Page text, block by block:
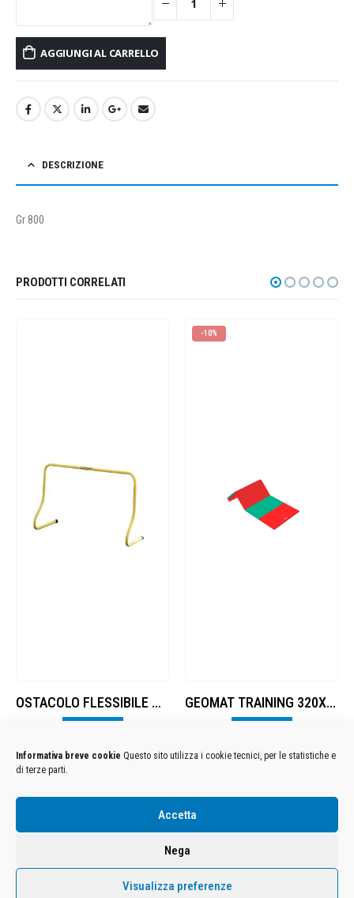
Informativa breve cookie Questo sito utilizza i cookie tecnici, per le statistiche e
di terze parti.
Accetta
Nega
Visualizza preferenze
AGGIUNGI AL CARRELLO
DESCRIZIONE
Gr 800
PRODOTTI CORRELATI
OSTACOLO FLESSIBILE CM 60
-10%
GEOMAT TRAINING 320X150X5
Condizioni Generali di Utilizzo-Cookies-Privacy
Euro 12.500.000 i.v. - C.F. e Iscr. Reg. Imp. Monza e Brianza 02137480964 - R.E.A. MB-1370021 -
P.IVA. 11005760159 - Direzione e coordinamento art. 2497 C.C. DECATHLON SA, Villeneuve